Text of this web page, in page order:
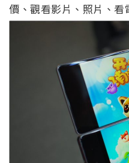
價、觀看影片、照片、看